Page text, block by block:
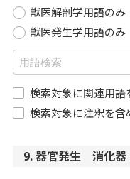
獣医解剖学用語のみ
獣医発生学用語のみ
検索対象に関連用語
検索対象に注釈を含
9. 器官発生 消化器